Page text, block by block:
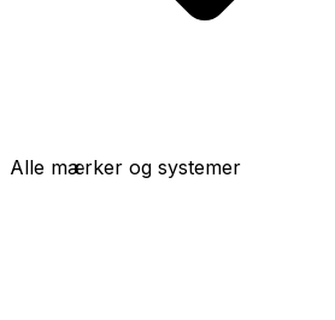
Alle mærker og systemer